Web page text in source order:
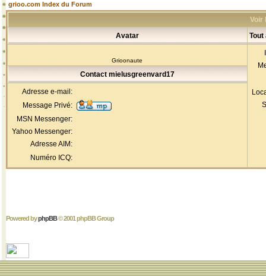
grioo.com Index du Forum
Voir
Avatar
Tout
Grioonaute
Contact mielusgreenvard17
Adresse e-mail:
Message Privé:
MSN Messenger:
Yahoo Messenger:
Adresse AIM:
Numéro ICQ:
Powered byphpBB© 2001 phpBB Group